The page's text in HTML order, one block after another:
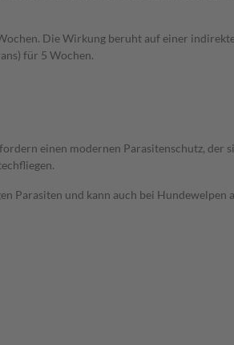
Die Wirkung beruht auf einer
für 5 Wochen.
einen modernen Parasitenschutz, der
Parasiten und kann auch bei Hundewelpen